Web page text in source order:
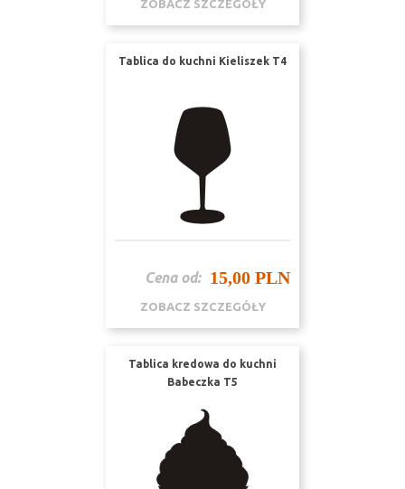
ZOBACZ SZCZEGÓŁY
Tablica do kuchni Kieliszek T4
Cena od: 15,00 PLN
ZOBACZ SZCZEGÓŁY
Tablica kredowa do kuchni
Babeczka T5